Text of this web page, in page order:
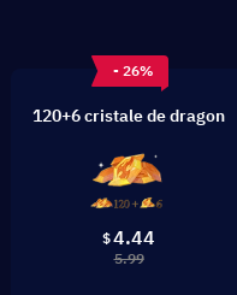
- 26%
120+6 cristale de dragon
$4.44
5.99